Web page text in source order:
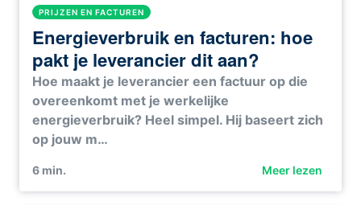
PRIJZEN EN FACTUREN
Energieverbruik en facturen: hoe
pakt je leverancier dit aan?
Hoe maakt je leverancier een factuur op die
overeenkomt met je werkelijke
energieverbruik? Heel simpel. Hij baseert zich
op jouw m…
6 min. Meer lezen